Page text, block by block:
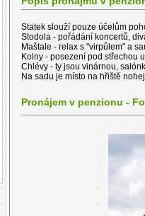
Statek slouží pouze účelům
Stodola - pořádání koncertů,
Maštale - relax s "virpůlem" a
Kolny - posezení pod střechou
Chlévy - ty jsou vinárnou,
Na sadu je místo na hřiště
Pronájem v penzionu -